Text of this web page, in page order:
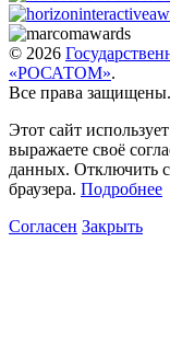
© 2026
«РОСАТОМ».
Все права защищены.
Этот сайт
выражаете своё
данных. Отключить
браузера. Подробнее
Согласен Закрыть